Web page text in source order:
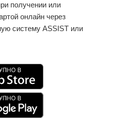
получении или
онлайн через
систему ASSIST или